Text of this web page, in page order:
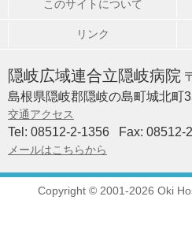
このサイトについて
リンク
隠岐広域連合立隠岐病院
島根県隠岐郡隠岐の島町城北町
交通アクセス
Tel: 08512-2-1356 Fax: 08512-
メールはこちらから
Copyright © 2001-2026 Oki